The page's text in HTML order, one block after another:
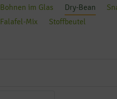
Bohnen im Glas Dry-Bean
Falafel-Mix
Stoffbeutel